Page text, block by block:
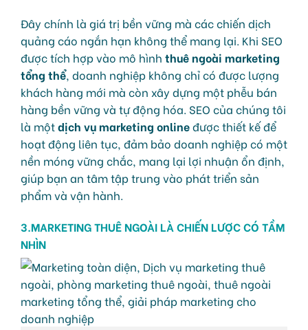
Đây chính là giá trị bền vững mà các chiến dịch
quảng cáo ngắn hạn không thể mang lại. Khi SEO
được tích hợp vào mô hình thuê ngoài marketing
tổng thể, doanh nghiệp không chỉ có được lượng
khách hàng mới mà còn xây dựng một phễu bán
hàng bền vững và tự động hóa. SEO của chúng tôi
là mộtdịch vụ marketing onlineđược thiết kế để
hoạt động liên tục, đảm bảo doanh nghiệp có một
nền móng vững chắc, mang lại lợi nhuận ổn định,
giúp bạn an tâm tập trung vào phát triển sản
phẩm và vận hành.
3.MARKETING THUÊ NGOÀI LÀ CHIẾN LƯỢC CÓ TẦM
NHÌN